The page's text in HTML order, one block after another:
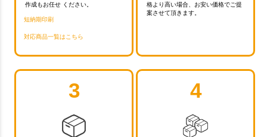
作成もお任せ ください。
短納期印刷
対応商品一覧はこちら
格より高い場合、お安い価格でご提
案させて頂きます。
3 4